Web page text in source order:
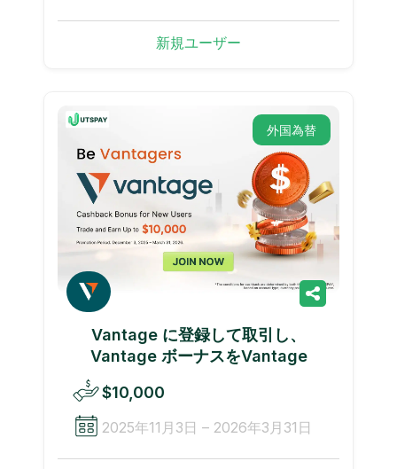
新規ユーザー
外国為替
Vantage に登録して取引し、
Vantage ボーナスをVantage
$10,000
2025年11月3日 – 2026年3月31日